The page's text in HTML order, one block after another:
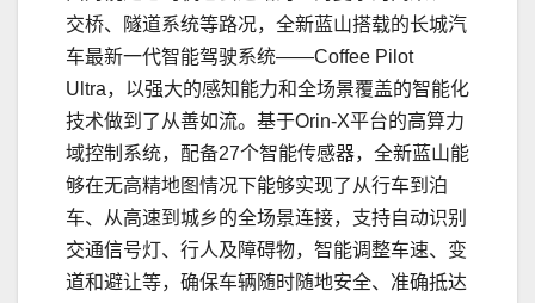
交桥、隧道系统等路况，全新蓝山搭载的长城汽
车最新一代智能驾驶系统——Coffee Pilot
Ultra，以强大的感知能力和全场景覆盖的智能化
技术做到了从善如流。基于Orin-X平台的高算力
域控制系统，配备27个智能传感器，全新蓝山能
够在无高精地图情况下能够实现了从行车到泊
车、从高速到城乡的全场景连接，支持自动识别
交通信号灯、行人及障碍物，智能调整车速、变
道和避让等，确保车辆随时随地安全、准确抵达